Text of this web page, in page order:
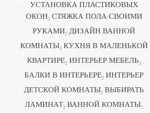
УСТАНОВКА ПЛАСТИКОВЫХ
ОКОН2 СТЯЖКА ПОЛА СВОИМИ
РУКАМИ2 ДИЗАЙН ВАННОЙ
КОМНАТЫ2 КУХНЯ В МАЛЕНЬКОЙ
КВАРТИРЕ2 ИНТЕРЬЕР МЕБЕЛЬ2
БАЛКИ В ИНТЕРЬЕРЕ2 ИНТЕРЬЕР
ДЕТСКОЙ КОМНАТЫ2 ВЫБИРАТЬ
ЛАМИНАТ2 ВАННОЙ КОМНАТЫ2